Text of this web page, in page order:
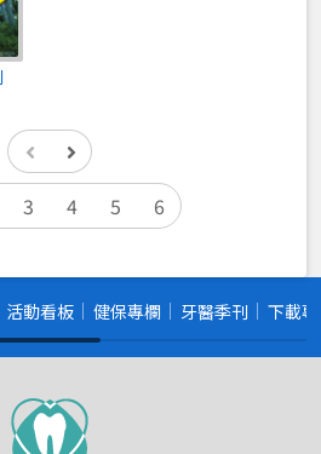
3 4 5 6
活動看板 健保專欄 牙醫季刊 下載